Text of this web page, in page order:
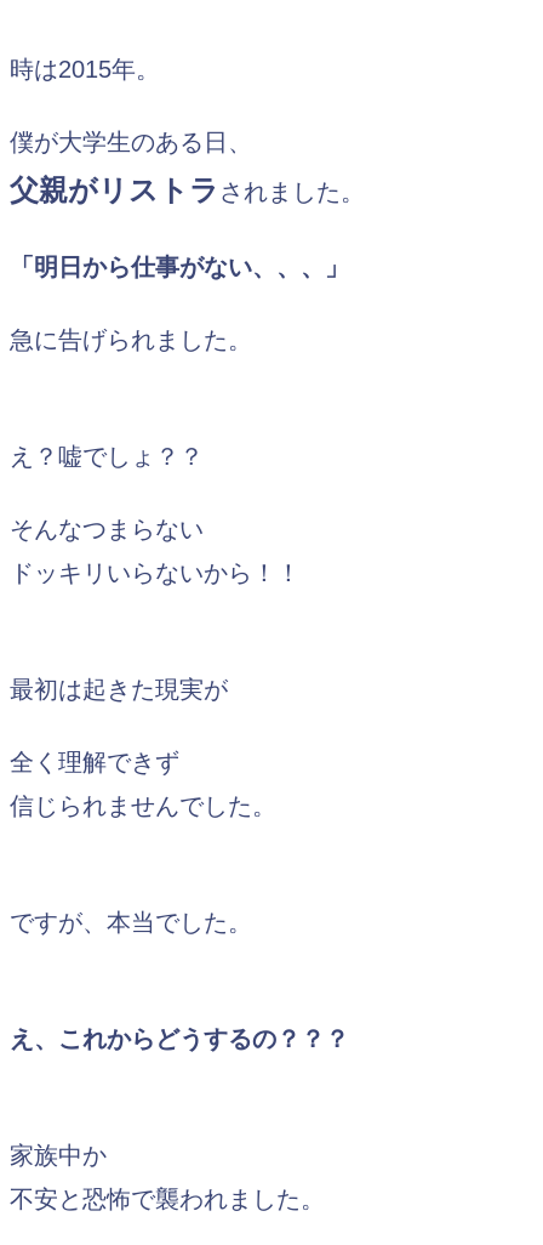
時は2015年。
僕が大学生のある日、
父親がリストラ されました。
「明日から仕事がない、、、」
急に告げられました。
え？嘘でしょ？？
そんなつまらない
ドッキリいらないから！！
最初は起きた現実が
全く理解できず
信じられませんでした。
ですが、本当でした。
え、これからどうするの？？？
家族中か
不安と恐怖で襲われました。